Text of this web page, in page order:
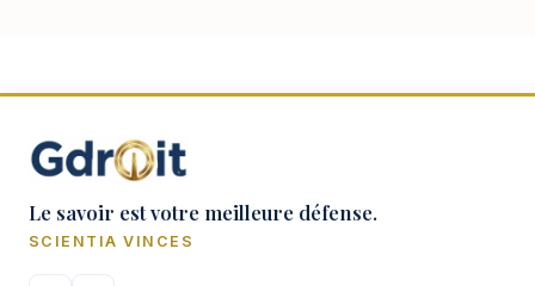
Le savoir est votre meilleure défense.
SCIENTIA VINCES